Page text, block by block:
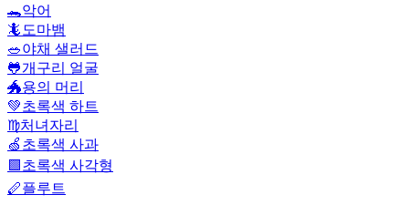
🐊악어
🦎 도마뱀
🥗야채 샐러드
🐸개구리 얼굴
🐲용의 머리
💚초록색 하트
♍처녀자리
🍏 초록색 사과
🟩 초록색 사각형
🪈플루트